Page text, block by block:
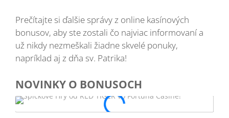
Prečítajte si ďalšie správy z online kasínových
bonusov, aby ste zostali čo najviac informovaní a
už nikdy nezmeškali žiadne skvelé ponuky,
napríklad aj z dňa sv. Patrika!
NOVINKY O BONUSOCH